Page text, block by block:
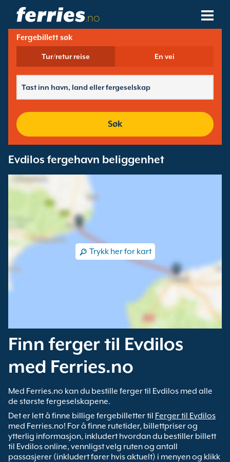
.no
Fergeselskaper
Ferge Destinasjoner
Fergehavner
Fergebillett søk
Tur/retur reise En vei
Søk
Evdilos fergehavn beliggenhet
Trykk her for kart
Finn ferger til Evdilos
med Ferries.no
Med Ferries.no kan du bestille ferger til Evdilos med alle
de største fergeselskapene.
Det er lett å finne billige fergebilletter til Ferger til Evdilos
med Ferries.no! For å finne rutetider, billettpriser og
ytterlig informasjon, inkludert hvordan du bestiller billett
til Evdilos online, vennligst velg ruten og antall
passasjerer (inkludert fører hvis aktuelt) i menyen og klikk